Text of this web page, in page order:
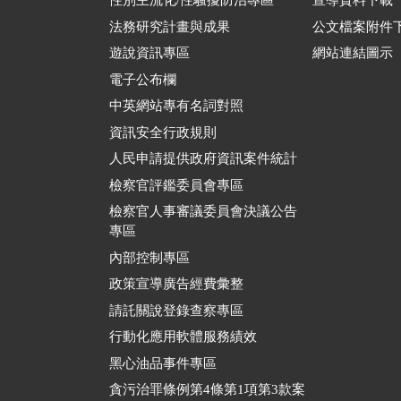
法務研究計畫與成果
遊說資訊專區
電子公布欄
中英網站專有名詞對照
資訊安全行政規則
人民申請提供政府資訊案件統計
檢察官評鑑委員會專區
檢察官人事審議委員會決議公告
專區
內部控制專區
政策宣導廣告經費彙整
請託關說登錄查察專區
行動化應用軟體服務績效
黑心油品事件專區
貪污治罪條例第4條第1項第3款案
公文檔案附件
網站連結圖示